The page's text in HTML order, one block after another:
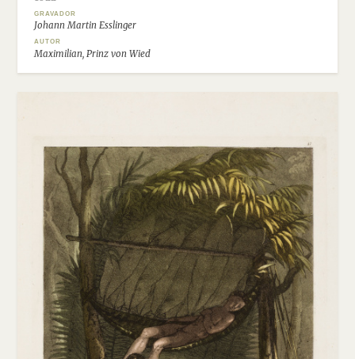
GRAVADOR
Johann Martin Esslinger
AUTOR
Maximilian, Prinz von Wied